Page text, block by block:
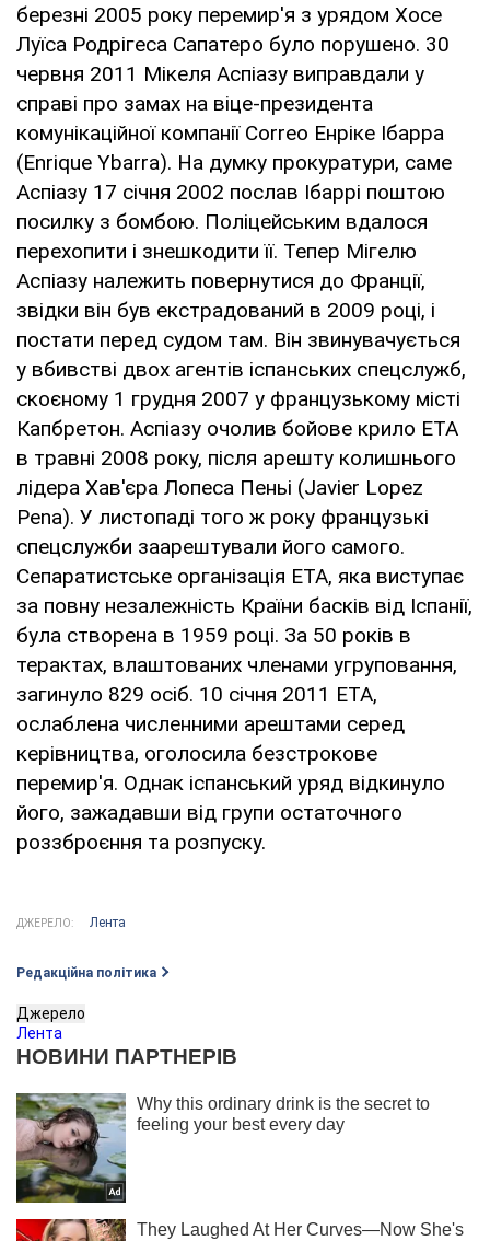
березні 2005 року перемир'я з урядом Хосе
Луїса Родрігеса Сапатеро було порушено. 30
червня 2011 Мікеля Аспіазу виправдали у
справі про замах на віце-президента
комунікаційної компанії Correo Енріке Ібарра
(Enrique Ybarra). На думку прокуратури, саме
Аспіазу 17 січня 2002 послав Ібаррі поштою
посилку з бомбою. Поліцейським вдалося
перехопити і знешкодити її. Тепер Мігелю
Аспіазу належить повернутися до Франції,
звідки він був екстрадований в 2009 році, і
постати перед судом там. Він звинувачується
у вбивстві двох агентів іспанських спецслужб,
скоєному 1 грудня 2007 у французькому місті
Капбретон. Аспіазу очолив бойове крило ETA
в травні 2008 року, після арешту колишнього
лідера Хав'єра Лопеса Пеньі (Javier Lopez
Pena). У листопаді того ж року французькі
спецслужби заарештували його самого.
Сепаратистське організація ETA, яка виступає
за повну незалежність Країни басків від Іспанії,
була створена в 1959 році. За 50 років в
терактах, влаштованих членами угруповання,
загинуло 829 осіб. 10 січня 2011 ETA,
ослаблена численними арештами серед
керівництва, оголосила безстрокове
перемир'я. Однак іспанський уряд відкинуло
його, зажадавши від групи остаточного
роззброєння та розпуску.
ДЖЕРЕЛО: Лента
Редакційна політика
Джерело
Лента